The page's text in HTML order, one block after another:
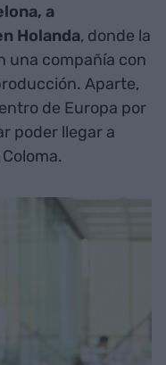
a
Holanda, donde la
una compañía con
Aparte,
de Europa por
poder llegar a